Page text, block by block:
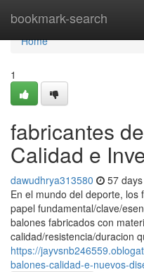
bookmark-search
Home
Home
1
fabricantes
Calidad e
dawudhrya313580 57
En el mundo del deporte, los
papel fundamental/clave/
balones fabricados con
calidad/resistencia/duracion
https://
balones-calidad-e-nuevos-